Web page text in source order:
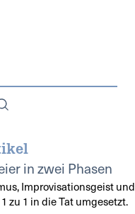
in zwei Phasen
Improvisationsgeist und
zu 1 in die Tat umgesetzt.